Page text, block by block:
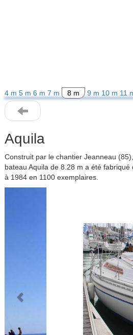
4 m 5 m 6 m 7 m 8 m 9 m 10 m 11
Aquila
Construit par le chantier Jeanneau
bateau Aquila de 8.28 m a été fabriqué
à 1984 en 1100 exemplaires.